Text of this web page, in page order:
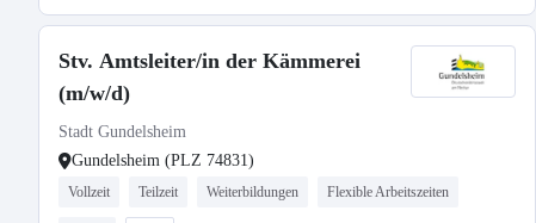
Stv. Amtsleiter/in der Kämmerei
(m/w/d)
Stadt Gundelsheim
Gundelsheim (PLZ 74831)
Vollzeit Teilzeit Weiterbildungen Flexible Arbeitszeiten